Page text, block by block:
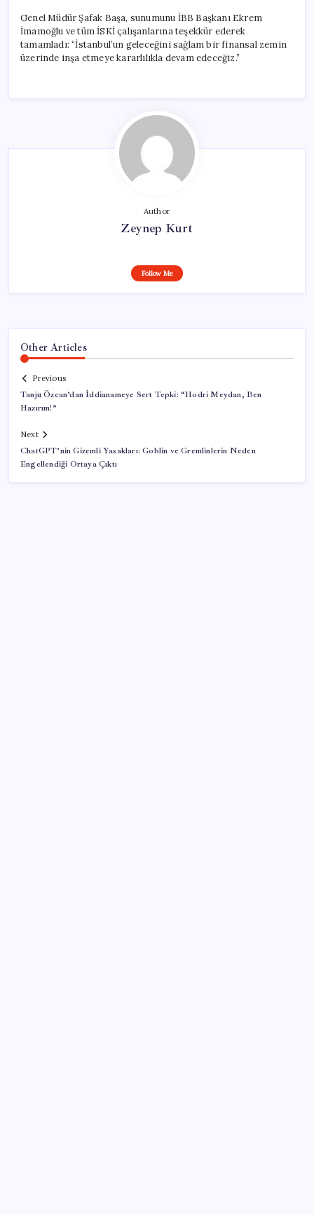
Genel Müdür Şafak Başa, sunumunu İBB Başkanı Ekrem
İmamoğlu ve tüm İSKİ çalışanlarına teşekkür ederek
tamamladı: “İstanbul’un geleceğini sağlam bir finansal zemin
üzerinde inşa etmeye kararlılıkla devam edeceğiz.”
Author
Zeynep Kurt
Follow Me
Other Articles
Previous
Tanju Özcan’dan İddianameye Sert Tepki: “Hodri Meydan, Ben
Hazırım!”
Next
ChatGPT’nin Gizemli Yasakları: Goblin ve Gremlinlerin Neden
Engellendiği Ortaya Çıktı